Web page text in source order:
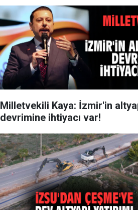
Milletvekili Kaya: İzmir'in
devrimine ihtiyacı var!